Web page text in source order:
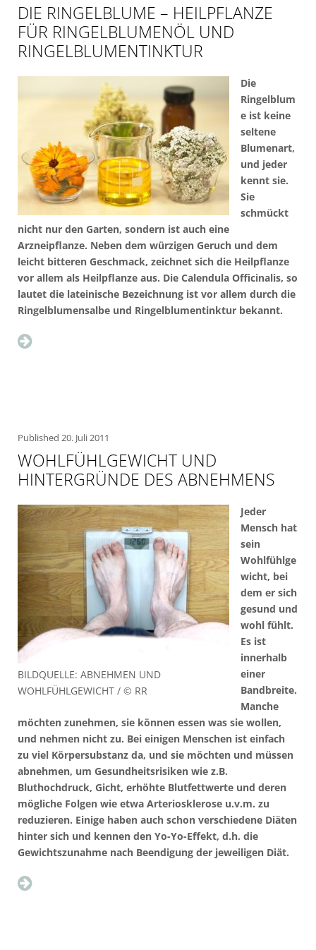
DIE RINGELBLUME – HEILPFLANZE
FÜR RINGELBLUMENÖL UND
RINGELBLUMENTINKTUR
Die
Ringelblum
e ist keine
seltene
Blumenart,
und jeder
kennt sie.
Sie
schmückt
nicht nur den Garten, sondern ist auch eine
Arzneipflanze. Neben dem würzigen Geruch und dem
leicht bitteren Geschmack, zeichnet sich die Heilpflanze
vor allem als Heilpflanze aus. Die Calendula Officinalis, so
lautet die lateinische Bezeichnung ist vor allem durch die
Ringelblumensalbe und Ringelblumentinktur bekannt.
Published 20. Juli 2011
WOHLFÜHLGEWICHT UND
HINTERGRÜNDE DES ABNEHMENS
BILDQUELLE: ABNEHMEN UND
WOHLFÜHLGEWICHT / © RR
Jeder
Mensch hat
sein
Wohlfühlge
wicht, bei
dem er sich
gesund und
wohl fühlt.
Es ist
innerhalb
einer
Bandbreite.
Manche
möchten zunehmen, sie können essen was sie wollen,
und nehmen nicht zu. Bei einigen Menschen ist einfach
zu viel Körpersubstanz da, und sie möchten und müssen
abnehmen, um Gesundheitsrisiken wie z.B.
Bluthochdruck, Gicht, erhöhte Blutfettwerte und deren
mögliche Folgen wie etwa Arteriosklerose u.v.m. zu
reduzieren. Einige haben auch schon verschiedene Diäten
hinter sich und kennen den Yo-Yo-Effekt, d.h. die
Gewichtszunahme nach Beendigung der jeweiligen Diät.